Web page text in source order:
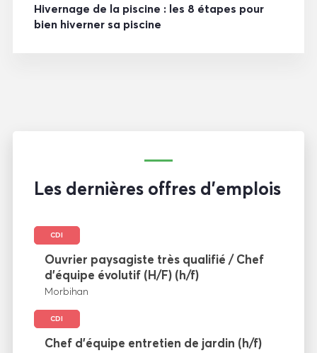
Hivernage de la piscine : les 8 étapes pour
bien hiverner sa piscine
Les dernières offres d'emplois
CDI
Ouvrier paysagiste très qualifié / Chef
d’équipe évolutif (H/F) (h/f)
Morbihan
CDI
Chef d’équipe entretien de jardin (h/f)